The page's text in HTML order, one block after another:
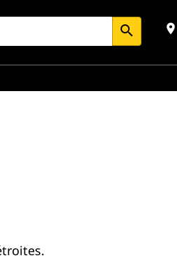
search place